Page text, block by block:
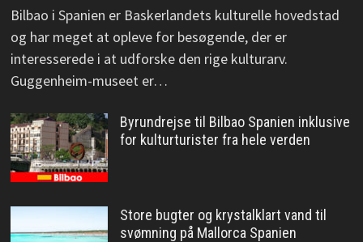
Bilbao i Spanien er Baskerlandets kulturelle hovedstad
og har meget at opleve for besøgende, der er
interesserede i at udforske den rige kulturarv.
Guggenheim-museet er…
Byrundrejse til Bilbao Spanien inklusive
for kulturturister fra hele verden
Store bugter og krystalklart vand til
svømning på Mallorca Spanien